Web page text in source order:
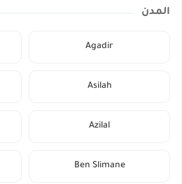
المدن
Agadir
Asilah
Azilal
Ben Slimane